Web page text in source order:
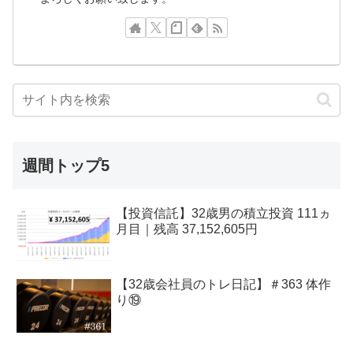
週間トップ5
【投資信託】32歳男の積立投資 111ヵ
月目｜残高 37,152,605円
【32歳会社員のトレ日記】＃363 体作
り⑲